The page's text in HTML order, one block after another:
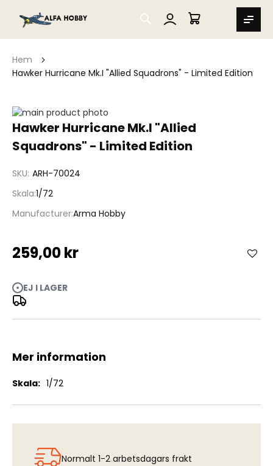
SEARCH
MIN VARUKORG
Hem
Hawker Hurricane Mk.I "Allied Squadrons" - Limited Edition
Hawker Hurricane Mk.I "Allied
Squadrons" - Limited Edition
SKU ARH-70024
Skala 1/72
ManufacturerArma Hobby
259,00 kr
EJ I LAGER
Hoppa
till
av
Hawker Hurricane Mk.I "Allied Squadrons" - Limited
Hoppa
början
bildgalleriet
Mer information
Mer
1/72
Normalt 1-2 arbetsdagars frakt